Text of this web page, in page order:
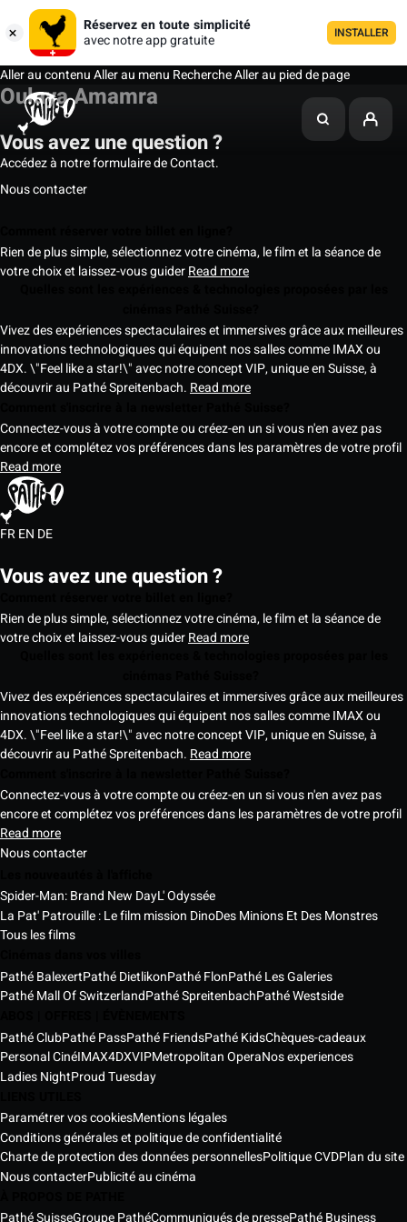
Réservez en toute simplicité
avec notre app gratuite
INSTALLER
Aller au contenuAller au menu RechercheAller au pied de page
Oulaya Amamra
Vous avez une question ?
Accédez à notre formulaire de Contact.
Nous contacter
Rien de plus simple, sélectionnez votre cinéma, le film et la séance de
votre choix et laissez-vous guiderRead more
Vivez des expériences spectaculaires et immersives grâce aux meilleures
innovations technologiques qui équipent nos salles comme IMAX ou
4DX. \"Feel like a star!\" avec notre concept VIP, unique en Suisse, à
découvrir au Pathé Spreitenbach. Read more
Connectez-vous à votre compte ou créez-en un si vous n'en avez pas
encore et complétez vos préférences dans les paramètres de votre profil
Read more
FREN DE
Vous avez une question ?
Rien de plus simple, sélectionnez votre cinéma, le film et la séance de
votre choix et laissez-vous guiderRead more
Vivez des expériences spectaculaires et immersives grâce aux meilleures
innovations technologiques qui équipent nos salles comme IMAX ou
4DX. \"Feel like a star!\" avec notre concept VIP, unique en Suisse, à
découvrir au Pathé Spreitenbach. Read more
Connectez-vous à votre compte ou créez-en un si vous n'en avez pas
encore et complétez vos préférences dans les paramètres de votre profil
Read more
Nous contacter
Spider-Man: Brand New DayL' Odyssée
La Pat' Patrouille : Le film mission DinoDes Minions Et Des Monstres
Tous les films
Pathé BalexertPathé DietlikonPathé FlonPathé Les Galeries
Pathé Mall Of SwitzerlandPathé SpreitenbachPathé Westside
Pathé ClubPathé PassPathé FriendsPathé KidsChèques-cadeaux
Personal CinéIMAX4DXVIPMetropolitan OperaNos experiences
Ladies NightProud Tuesday
Paramétrer vos cookiesMentions légales
Conditions générales et politique de confidentialité
Charte de protection des données personnellesPolitique CVDPlan du site
Nous contacterPublicité au cinéma
Pathé SuisseGroupe PathéCommuniqués de pressePathé Business